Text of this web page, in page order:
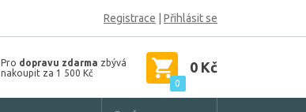
Registrace Přihlásit se
Pro dopravu zdarma zbývá
nakoupit za 1 500 Kč
0
0 Kč